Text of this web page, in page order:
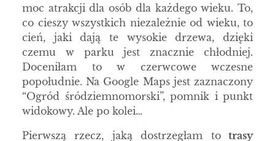
moc atrakcji dla osób dla każdego wieku. To,
co cieszy wszystkich niezależnie od wieku, to
cień, jaki dają te wysokie drzewa, dzięki
czemu w parku jest znacznie chłodniej.
Doceniłam to w czerwcowe wczesne
popołudnie. Na Google Maps jest zaznaczony
“Ogród śródziemnomorski”, pomnik i punkt
widokowy. Ale po kolei…
Pierwszą rzecz, jaką dostrzegłam totrasy